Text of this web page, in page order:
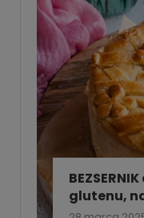
glutenu,